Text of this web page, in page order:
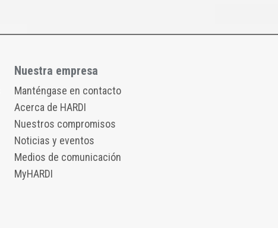
Nuestra empresa
Manténgase en contacto
Acerca de HARDI
Nuestros compromisos
Noticias y eventos
Medios de comunicación
MyHARDI